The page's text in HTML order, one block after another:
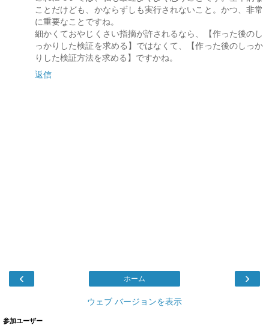
ことだけども、かならずしも実行されないこと。かつ、非常
に重要なことですね。
細かくておやじくさい指摘が許されるなら、【作った後のし
っかりした検証を求める】ではなくて、【作った後のしっか
りした検証方法を求める】ですかね。
返信
‹ ›
ホーム
ウェブ バージョンを表示
参加ユーザー